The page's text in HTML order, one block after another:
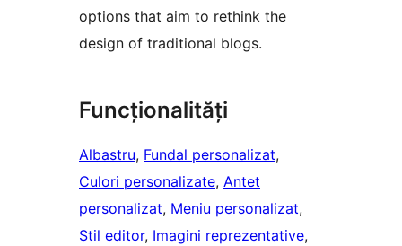
options that aim to rethink the
design of traditional blogs.
Funcționalități
Albastru, Fundal personalizat
Culori personalizate, Antet
personalizat, Meniu personalizat
Stil editor, Imagini reprezentative